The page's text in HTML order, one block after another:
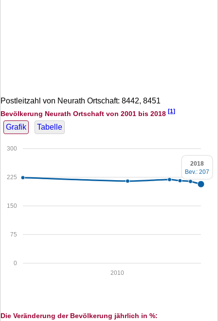
Postleitzahl von Neurath Ortschaft: 8442, 8451
Bevölkerung Neurath Ortschaft von 2001 bis 2018 [1]
Grafik Tabelle
0
75
150
225
300
2010
2018
Bev.: 207
Die Veränderung der Bevölkerung jährlich in %: